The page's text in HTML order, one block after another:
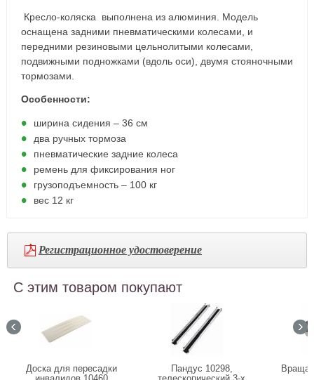
Кресло-коляска выполнена из алюминия. Модель
оснащена задними пневматическими колесами, и
передними резиновыми цельнолитыми колесами,
подвижными подножками (вдоль оси), двумя стояночными
тормозами.
Особенности:
ширина сидения – 36 см
два ручных тормоза
пневматические задние колеса
ремень для фиксирования ног
грузоподъемность – 100 кг
вес 12 кг
Регистрационное удостоверение
С этим товаром покупают
Доска для пересадки
Пандус 10298,